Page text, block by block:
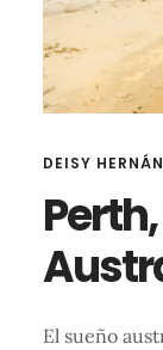
DEISY
El sueño